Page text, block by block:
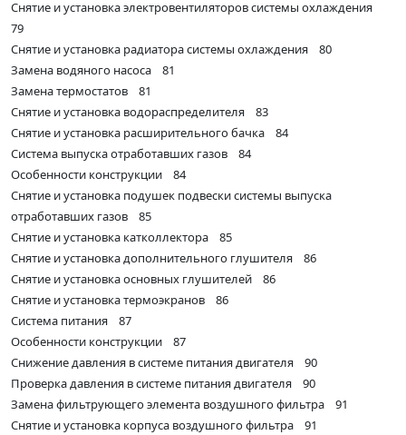
Снятие и установка электровентиляторов системы охлаждения
79
Снятие и установка радиатора системы охлаждения 80
Замена водяного насоса 81
Замена термостатов 81
Снятие и установка водораспределителя 83
Снятие и установка расширительного бачка 84
Система выпуска отработавших газов 84
Особенности конструкции 84
Снятие и установка подушек подвески системы выпуска
отработавших газов 85
Снятие и установка катколлектора 85
Снятие и установка дополнительного глушителя 86
Снятие и установка основных глушителей 86
Снятие и установка термоэкранов 86
Система питания 87
Особенности конструкции 87
Снижение давления в системе питания двигателя 90
Проверка давления в системе питания двигателя 90
Замена фильтрующего элемента воздушного фильтра 91
Снятие и установка корпуса воздушного фильтра 91